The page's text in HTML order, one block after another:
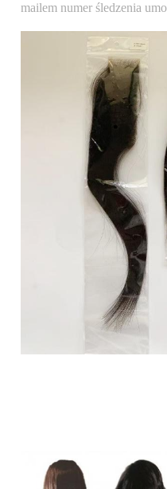
mailem numer śledzenia